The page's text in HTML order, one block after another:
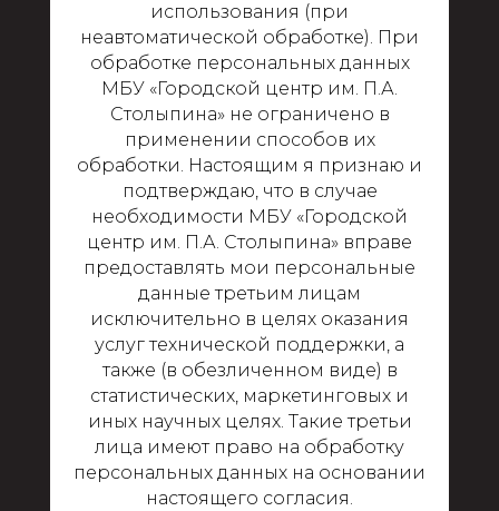
использования (при
неавтоматической обработке). При
обработке персональных данных
МБУ «Городской центр им. П.А.
Столыпина» не ограничено в
применении способов их
обработки. Настоящим я признаю и
подтверждаю, что в случае
необходимости МБУ «Городской
центр им. П.А. Столыпина» вправе
предоставлять мои персональные
данные третьим лицам
исключительно в целях оказания
услуг технической поддержки, а
также (в обезличенном виде) в
статистических, маркетинговых и
иных научных целях. Такие третьи
лица имеют право на обработку
персональных данных на основании
настоящего согласия.